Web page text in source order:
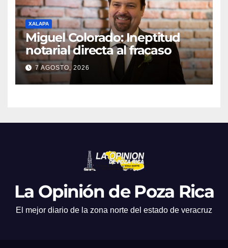
XALAPA
Miguel Colorado: Ineptitud
notarial directa al fracaso
7 AGOSTO, 2026
La Opinión de Poza Rica
El mejor diario de la zona norte del estado de veracruz